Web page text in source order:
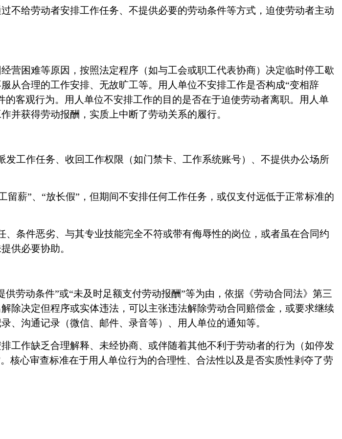
不给劳动者安排工作任务、不提供必要的劳动条件等方式，迫使劳动者主动
营困难等原因，按照法定程序（如与工会或职工代表协商）决定临时停工歇
从合理的工作安排、无故旷工等。用人单位不安排工作是否构成“变相辞
客观行为。用人单位不安排工作的目的是否在于迫使劳动者离职。用人单
并获得劳动报酬，实质上中断了劳动关系的履行。
工作任务、收回工作权限（如门禁卡、工作系统账号）、不提供办公场所
留薪”、“放长假”，但期间不安排任何工作任务，或仅支付远低于正常标准的
条件恶劣、与其专业技能完全不符或带有侮辱性的岗位，或者虽在合同约
供必要协助。
供劳动条件”或“未及时足额支付劳动报酬”等为由，依据《劳动合同法》第三
除决定但程序或实体违法，可以主张违法解除劳动合同赔偿金，或要求继续
、沟通记录（微信、邮件、录音等）、用人单位的通知等。
工作缺乏合理解释、未经协商、或伴随着其他不利于劳动者的行为（如停发
核心审查标准在于用人单位行为的合理性、合法性以及是否实质性剥夺了劳